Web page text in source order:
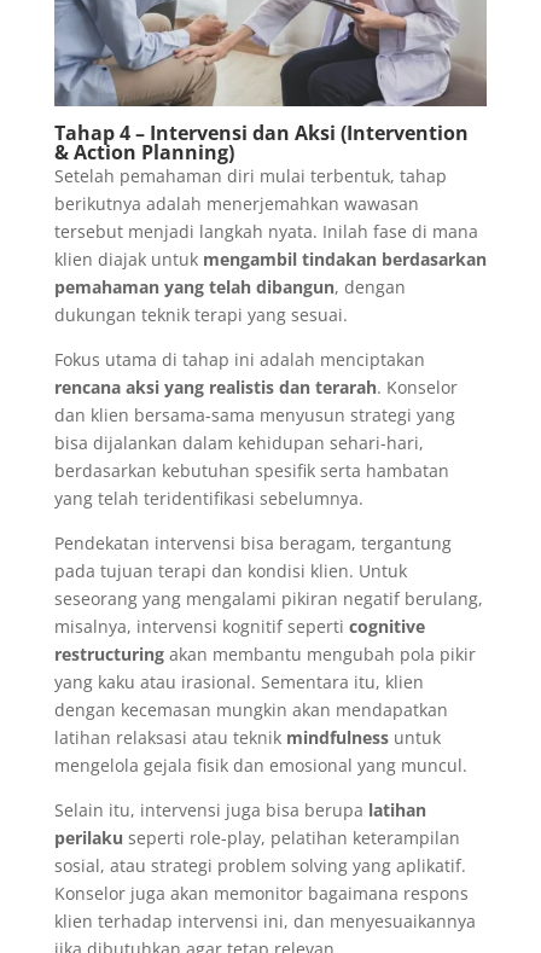
Tahap 4 – Intervensi dan Aksi (Intervention
& Action Planning)
Setelah pemahaman diri mulai terbentuk, tahap
berikutnya adalah menerjemahkan wawasan
tersebut menjadi langkah nyata. Inilah fase di mana
klien diajak untuk mengambil tindakan berdasarkan
pemahaman yang telah dibangun, dengan
dukungan teknik terapi yang sesuai.
Fokus utama di tahap ini adalah menciptakan
rencana aksi yang realistis dan terarah. Konselor
dan klien bersama-sama menyusun strategi yang
bisa dijalankan dalam kehidupan sehari-hari,
berdasarkan kebutuhan spesifik serta hambatan
yang telah teridentifikasi sebelumnya.
Pendekatan intervensi bisa beragam, tergantung
pada tujuan terapi dan kondisi klien. Untuk
seseorang yang mengalami pikiran negatif berulang,
misalnya, intervensi kognitif seperti cognitive
restructuringakan membantu mengubah pola pikir
yang kaku atau irasional. Sementara itu, klien
dengan kecemasan mungkin akan mendapatkan
latihan relaksasi atau teknik mindfulnessuntuk
mengelola gejala fisik dan emosional yang muncul.
Selain itu, intervensi juga bisa berupa latihan
perilaku seperti role-play, pelatihan keterampilan
sosial, atau strategi problem solving yang aplikatif.
Konselor juga akan memonitor bagaimana respons
klien terhadap intervensi ini, dan menyesuaikannya
jika dibutuhkan agar tetap relevan.